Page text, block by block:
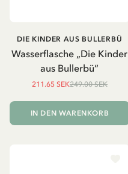
Wasserflasche „Die Kinder
aus Bullerbü“
DIE KINDER AUS BULLERBÜ
211.65 SEK249.00 SEK
IN DEN WARENKORB